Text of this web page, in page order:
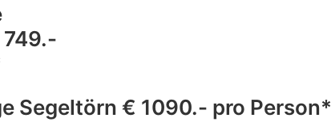
Segeltörn € 1090.- pro Person*